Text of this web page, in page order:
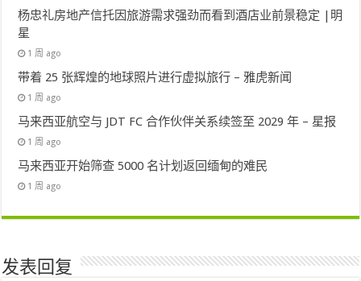
杨忠礼房地产信托因旅游需求强劲而看到酒店业前景稳定 |明
星
1 周 ago
带着 25 张辉煌的地球照片进行虚拟旅行 – 雅虎新闻
1 周 ago
马来西亚航空与 JDT FC 合作伙伴关系续签至 2029 年 – 星报
1 周 ago
马来西亚开始筛查 5000 名计划返回缅甸的难民
1 周 ago
发表回复